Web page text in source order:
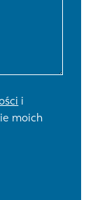
i
moich